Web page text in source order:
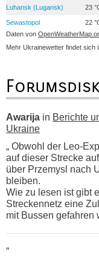
Luhansk (Lugansk) 23
Sewastopol 22
Daten von
Mehr Ukrainewetter findet sich
Awarija in Berichte
Ukraine
„ Obwohl der Leo-
auf dieser Strecke
über Przemysl nach
bleiben.
Wie zu lesen ist gibt
Streckennetz eine
mit Bussen gefahren
“